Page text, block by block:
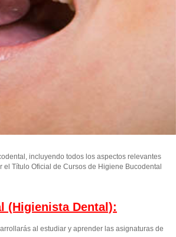
incluyendo todos los aspectos relevantes
Título Oficial de Cursos de Higiene Bucodental
(Higienista Dental):
al estudiar y aprender las asignaturas de